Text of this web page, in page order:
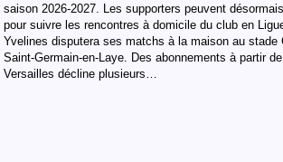
saison 2026-2027. Les supporters peuvent
pour suivre les rencontres à domicile du club en
Yvelines disputera ses matchs à la maison au stade
Saint-Germain-en-Laye. Des abonnements à partir
Versailles décline plusieurs…